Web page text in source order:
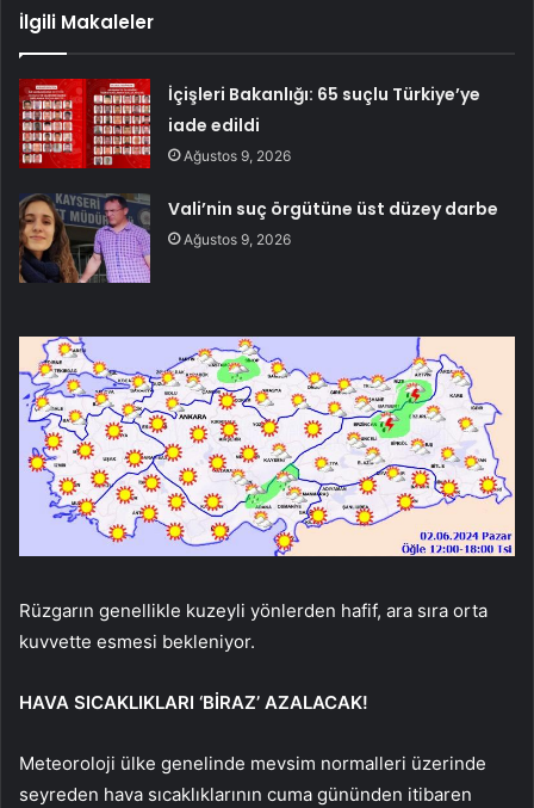
İlgili Makaleler
İçişleri Bakanlığı: 65 suçlu Türkiye’ye
iade edildi
Ağustos 9, 2026
Vali’nin suç örgütüne üst düzey darbe
Ağustos 9, 2026
Rüzgarın genellikle kuzeyli yönlerden hafif, ara sıra orta
kuvvette esmesi bekleniyor.
HAVA SICAKLIKLARI ‘BİRAZ’ AZALACAK!
Meteoroloji ülke genelinde mevsim normalleri üzerinde
seyreden hava sıcaklıklarının cuma gününden itibaren